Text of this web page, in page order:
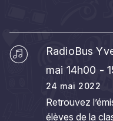
RadioBus
mai 14h00 -
24 mai 2022
Retrouvez
élèves de la